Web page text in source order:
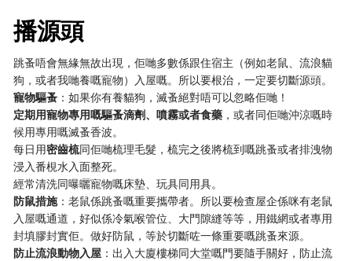
播源頭
跳蚤唔會無緣無故出現，佢哋多數係跟住宿主（例如老鼠、流浪貓
狗，或者我哋養嘅寵物）入屋嘅。所以要根治，一定要切斷源頭。
寵物驅蚤 ：如果你有養貓狗，滅蚤絕對唔可以忽略佢哋！
定期用寵物專用嘅驅蚤滴劑、噴霧或者食藥 ，或者同佢哋沖涼嘅時
候用專用嘅滅蚤香波。
每日用密齒梳同佢哋梳理毛髮，梳完之後將梳到嘅跳蚤或者排洩物
浸入番梘水入面整死。
經常清洗同曝曬寵物嘅床墊、玩具同用具。
防鼠措施：老鼠係跳蚤嘅重要攜帶者。所以要檢查屋企係咪有老鼠
入屋嘅通道，好似係冷氣喉管位、大門隙縫等等，用鐵網或者專用
封填膠封實佢。做好防鼠，等於切斷咗一條重要嘅跳蚤來源。
防止流浪動物入屋 ：出入大廈樓梯同大堂嘅門要隨手關好，防止流